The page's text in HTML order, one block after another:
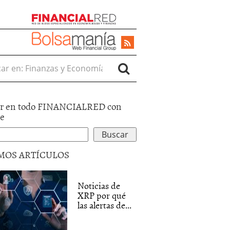
en:
en todo FINANCIALRED con
ARTÍCULOS
Noticias de
XRP por qué
las alertas de...